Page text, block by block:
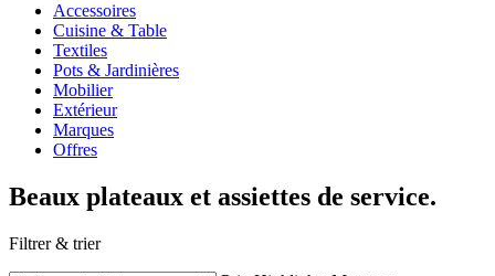
Accessoires
Cuisine & Table
Textiles
Pots & Jardinières
Mobilier
Extérieur
Marques
Offres
Beaux plateaux et assiettes de service.
Filtrer & trier